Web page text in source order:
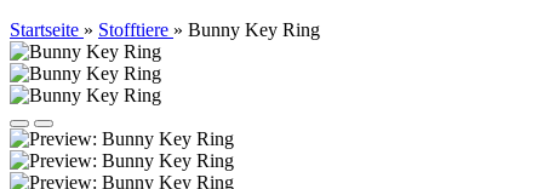
Startseite » Stofftiere » Bunny Key Ring